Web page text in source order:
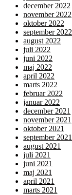
december 2022
november 2022
oktober 2022
september 2022
august 2022
juli 2022
juni 2022
maj 2022
april 2022
marts 2022
februar 2022
januar 2022
december 2021
november 2021
oktober 2021
september 2021
august 2021
juli 2021
juni 2021
maj 2021
april 2021
marts 2021